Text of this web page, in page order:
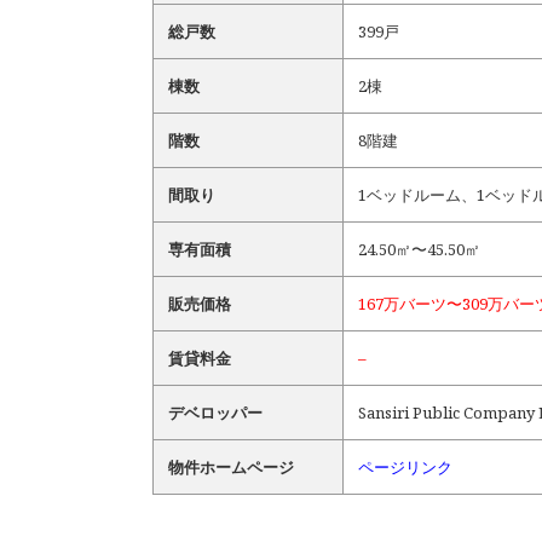
総戸数 399戸
棟数 2棟
階数 8階建
間取り 1ベッドルーム、1ベッド
専有面積 24.50㎡〜45.50㎡
販売価格 167万バーツ〜309万バー
賃貸料金 –
デベロッパー Sansiri Public Company
物件ホームページ ページリンク